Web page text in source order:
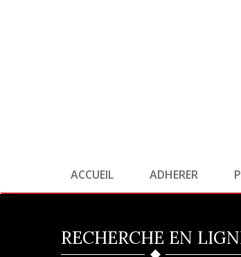
ACCUEIL ADHERER
RECHERCHE EN